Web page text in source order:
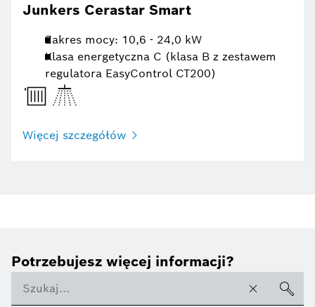
Junkers Cerastar Smart
Zakres mocy: 10,6 - 24,0 kW
Klasa energetyczna C (klasa B z zestawem
regulatora EasyControl CT200)
Więcej szczegółów
Potrzebujesz więcej informacji?